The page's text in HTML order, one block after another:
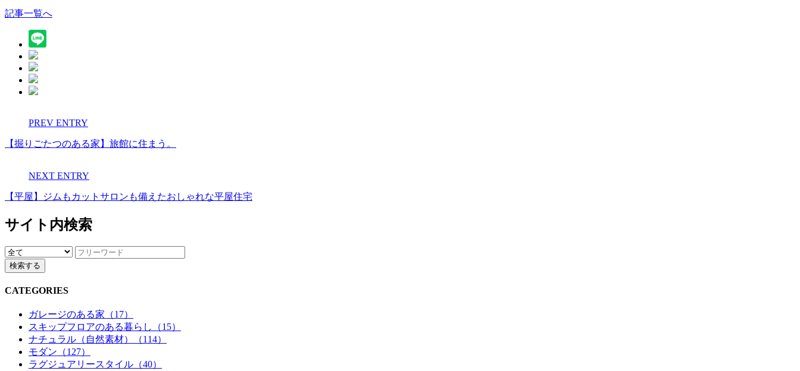
記事一覧へ
PREV ENTRY
【掘りごたつのある家】旅館に住まう。
NEXT ENTRY
【平屋】ジムもカットサロンも備えたおしゃれな平屋住宅
サイト内検索
CATEGORIES
ガレージのある家（17）
スキップフロアのある暮らし（15）
ナチュラル（自然素材）（114）
モダン（127）
ラグジュアリースタイル（40）